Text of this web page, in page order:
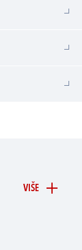
VIŠE